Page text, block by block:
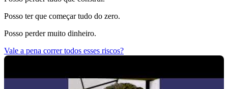
Posso ter que começar tudo do zero.
Posso perder muito dinheiro.
Vale a pena correr todos esses riscos?